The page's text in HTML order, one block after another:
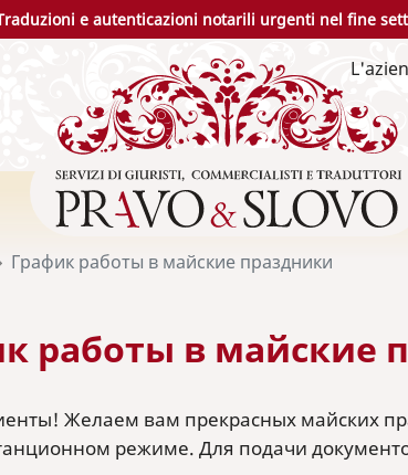
e autenticazioni notarili urgenti nel fine
График работы в майские праздники
работы в майские
Желаем вам прекрасных майских
режиме. Для подачи